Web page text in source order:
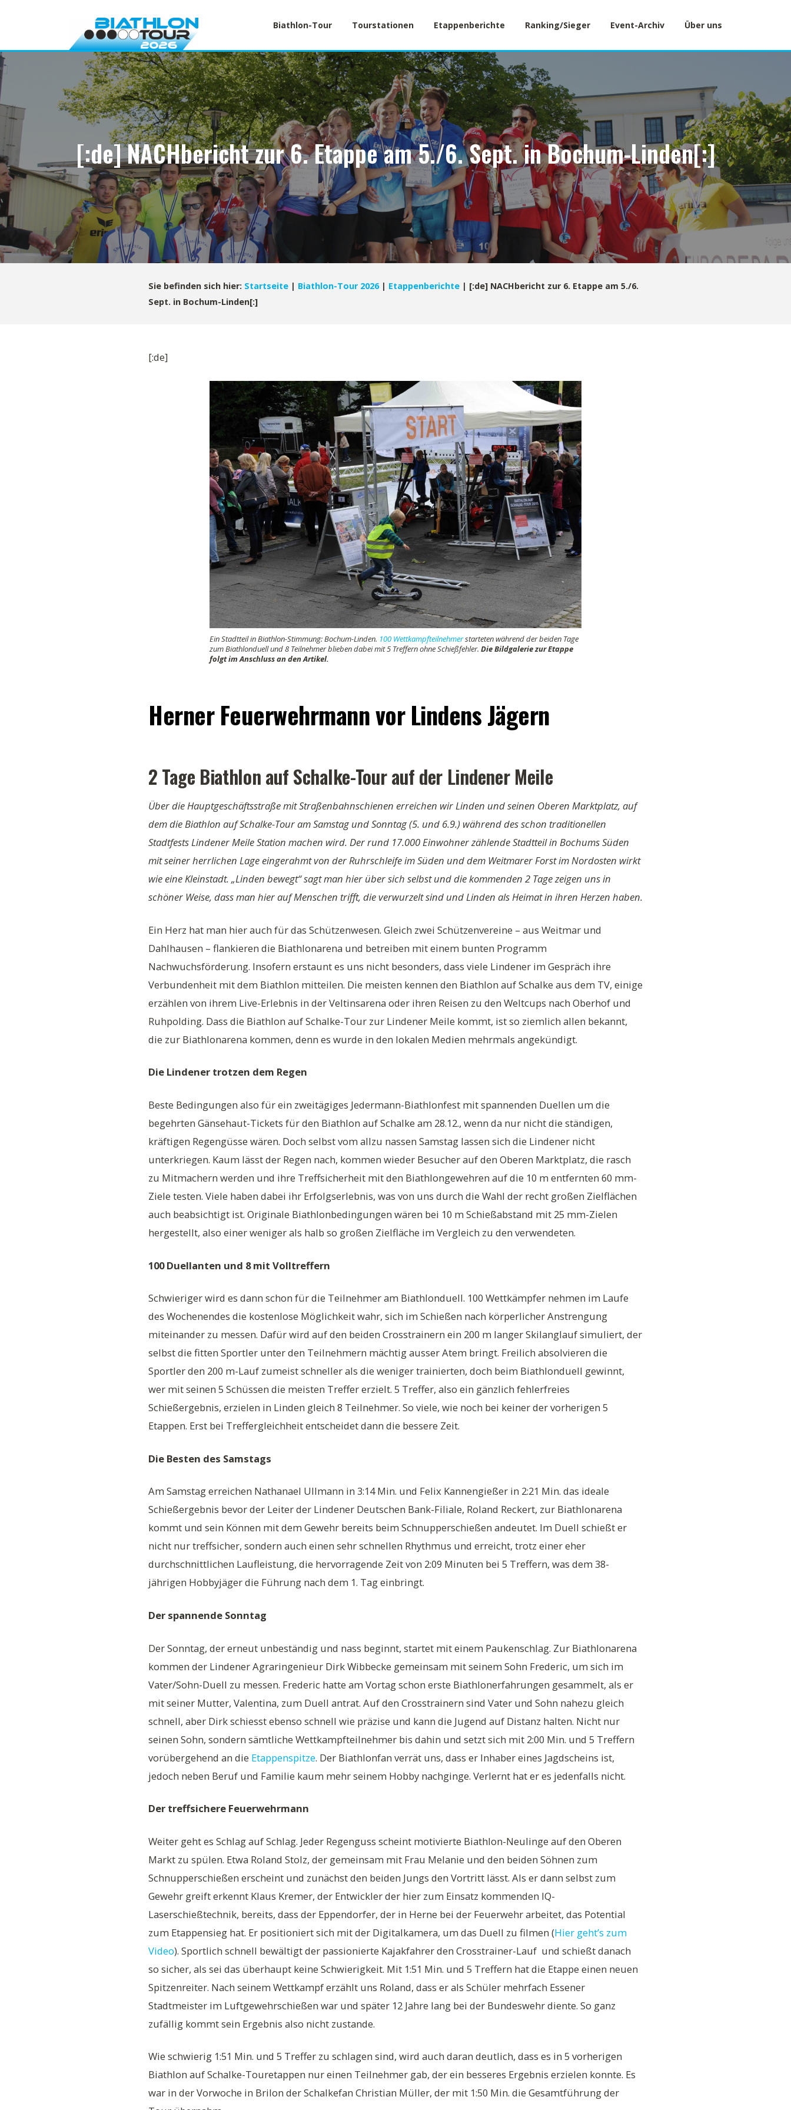
Biathlon-Tour Tourstationen Etappenberichte Ranking/Sieger Event-Archiv Über uns
[:de] NACHbericht zur 6. Etappe am 5./6. Sept. in Bochum-Linden[:]
Sie befinden sich hier: Startseite | Biathlon-Tour 2026| Etappenberichte | [:de] NACHbericht zur 6. Etappe am 5./6.
Sept. in Bochum-Linden[:]
[:de]
Ein Stadtteil in Biathlon-Stimmung: Bochum-Linden. 100 Wettkampfteilnehmerstarteten während der beiden Tage
zum Biathlonduell und 8 Teilnehmer blieben dabei mit 5 Treffern ohne Schießfehler. Die Bildgalerie zur Etappe
folgt im Anschluss an den Artikel.
Herner Feuerwehrmann vor Lindens Jägern
2 Tage Biathlon auf Schalke-Tour auf der Lindener Meile
Über die Hauptgeschäftsstraße mit Straßenbahnschienen erreichen wir Linden und seinen Oberen Marktplatz, auf
dem die Biathlon auf Schalke-Tour am Samstag und Sonntag (5. und 6.9.) während des schon traditionellen
Stadtfests Lindener Meile Station machen wird. Der rund 17.000 Einwohner zählende Stadtteil in Bochums Süden
mit seiner herrlichen Lage eingerahmt von der Ruhrschleife im Süden und dem Weitmarer Forst im Nordosten wirkt
wie eine Kleinstadt. „Linden bewegt“ sagt man hier über sich selbst und die kommenden 2 Tage zeigen uns in
schöner Weise, dass man hier auf Menschen trifft, die verwurzelt sind und Linden als Heimat in ihren Herzen haben.
Ein Herz hat man hier auch für das Schützenwesen. Gleich zwei Schützenvereine – aus Weitmar und
Dahlhausen – flankieren die Biathlonarena und betreiben mit einem bunten Programm
Nachwuchsförderung. Insofern erstaunt es uns nicht besonders, dass viele Lindener im Gespräch ihre
Verbundenheit mit dem Biathlon mitteilen. Die meisten kennen den Biathlon auf Schalke aus dem TV, einige
erzählen von ihrem Live-Erlebnis in der Veltinsarena oder ihren Reisen zu den Weltcups nach Oberhof und
Ruhpolding. Dass die Biathlon auf Schalke-Tour zur Lindener Meile kommt, ist so ziemlich allen bekannt,
die zur Biathlonarena kommen, denn es wurde in den lokalen Medien mehrmals angekündigt.
Die Lindener trotzen dem Regen
Beste Bedingungen also für ein zweitägiges Jedermann-Biathlonfest mit spannenden Duellen um die
begehrten Gänsehaut-Tickets für den Biathlon auf Schalke am 28.12., wenn da nur nicht die ständigen,
kräftigen Regengüsse wären. Doch selbst vom allzu nassen Samstag lassen sich die Lindener nicht
unterkriegen. Kaum lässt der Regen nach, kommen wieder Besucher auf den Oberen Marktplatz, die rasch
zu Mitmachern werden und ihre Treffsicherheit mit den Biathlongewehren auf die 10 m entfernten 60 mm-
Ziele testen. Viele haben dabei ihr Erfolgserlebnis, was von uns durch die Wahl der recht großen Zielflächen
auch beabsichtigt ist. Originale Biathlonbedingungen wären bei 10 m Schießabstand mit 25 mm-Zielen
hergestellt, also einer weniger als halb so großen Zielfläche im Vergleich zu den verwendeten.
100 Duellanten und 8 mit Volltreffern
Schwieriger wird es dann schon für die Teilnehmer am Biathlonduell. 100 Wettkämpfer nehmen im Laufe
des Wochenendes die kostenlose Möglichkeit wahr, sich im Schießen nach körperlicher Anstrengung
miteinander zu messen. Dafür wird auf den beiden Crosstrainern ein 200 m langer Skilanglauf simuliert, der
selbst die fitten Sportler unter den Teilnehmern mächtig ausser Atem bringt. Freilich absolvieren die
Sportler den 200 m-Lauf zumeist schneller als die weniger trainierten, doch beim Biathlonduell gewinnt,
wer mit seinen 5 Schüssen die meisten Treffer erzielt. 5 Treffer, also ein gänzlich fehlerfreies
Schießergebnis, erzielen in Linden gleich 8 Teilnehmer. So viele, wie noch bei keiner der vorherigen 5
Etappen. Erst bei Treffergleichheit entscheidet dann die bessere Zeit.
Die Besten des Samstags
Am Samstag erreichen Nathanael Ullmann in 3:14 Min. und Felix Kannengießer in 2:21 Min. das ideale
Schießergebnis bevor der Leiter der Lindener Deutschen Bank-Filiale, Roland Reckert, zur Biathlonarena
kommt und sein Können mit dem Gewehr bereits beim Schnupperschießen andeutet. Im Duell schießt er
nicht nur treffsicher, sondern auch einen sehr schnellen Rhythmus und erreicht, trotz einer eher
durchschnittlichen Laufleistung, die hervorragende Zeit von 2:09 Minuten bei 5 Treffern, was dem 38-
jährigen Hobbyjäger die Führung nach dem 1. Tag einbringt.
Der spannende Sonntag
Der Sonntag, der erneut unbeständig und nass beginnt, startet mit einem Paukenschlag. Zur Biathlonarena
kommen der Lindener Agraringenieur Dirk Wibbecke gemeinsam mit seinem Sohn Frederic, um sich im
Vater/Sohn-Duell zu messen. Frederic hatte am Vortag schon erste Biathlonerfahrungen gesammelt, als er
mit seiner Mutter, Valentina, zum Duell antrat. Auf den Crosstrainern sind Vater und Sohn nahezu gleich
schnell, aber Dirk schiesst ebenso schnell wie präzise und kann die Jugend auf Distanz halten. Nicht nur
seinen Sohn, sondern sämtliche Wettkampfteilnehmer bis dahin und setzt sich mit 2:00 Min. und 5 Treffern
vorübergehend an die Etappenspitze. Der Biathlonfan verrät uns, dass er Inhaber eines Jagdscheins ist,
jedoch neben Beruf und Familie kaum mehr seinem Hobby nachginge. Verlernt hat er es jedenfalls nicht.
Der treffsichere Feuerwehrmann
Weiter geht es Schlag auf Schlag. Jeder Regenguss scheint motivierte Biathlon-Neulinge auf den Oberen
Markt zu spülen. Etwa Roland Stolz, der gemeinsam mit Frau Melanie und den beiden Söhnen zum
Schnupperschießen erscheint und zunächst den beiden Jungs den Vortritt lässt. Als er dann selbst zum
Gewehr greift erkennt Klaus Kremer, der Entwickler der hier zum Einsatz kommenden IQ-
Laserschießtechnik, bereits, dass der Eppendorfer, der in Herne bei der Feuerwehr arbeitet, das Potential
zum Etappensieg hat. Er positioniert sich mit der Digitalkamera, um das Duell zu filmen (Hier geht’s zum
Video). Sportlich schnell bewältigt der passionierte Kajakfahrer den Crosstrainer-Lauf und schießt danach
so sicher, als sei das überhaupt keine Schwierigkeit. Mit 1:51 Min. und 5 Treffern hat die Etappe einen neuen
Spitzenreiter. Nach seinem Wettkampf erzählt uns Roland, dass er als Schüler mehrfach Essener
Stadtmeister im Luftgewehrschießen war und später 12 Jahre lang bei der Bundeswehr diente. So ganz
zufällig kommt sein Ergebnis also nicht zustande.
Wie schwierig 1:51 Min. und 5 Treffer zu schlagen sind, wird auch daran deutlich, dass es in 5 vorherigen
Biathlon auf Schalke-Touretappen nur einen Teilnehmer gab, der ein besseres Ergebnis erzielen konnte. Es
war in der Vorwoche in Brilon der Schalkefan Christian Müller, der mit 1:50 Min. die Gesamtführung der